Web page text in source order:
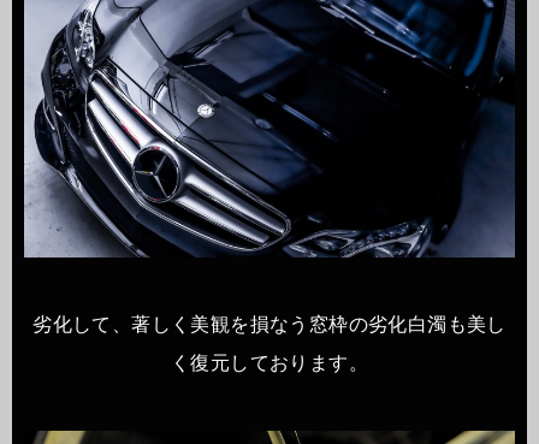
劣化して、著しく美観を損なう窓枠の劣化白濁も美し
く復元しております。